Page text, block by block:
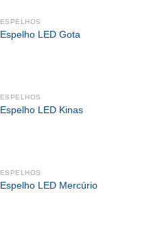
ESPELHOS
Espelho LED Gota
ESPELHOS
Espelho LED Kinas
ESPELHOS
Espelho LED Mercúrio